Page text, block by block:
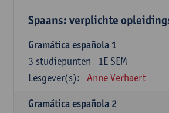
Spaans: verplichte
Gramática española 1
1E SEM
3 studiepunten
Lesgever(s):
Anne Verhaert
Gramática española 2